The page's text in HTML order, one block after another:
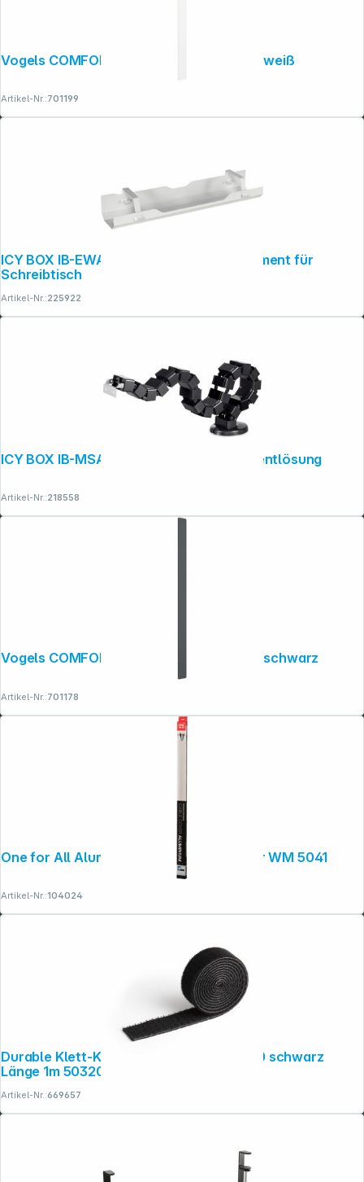
Vogels COMFORT TVA 6000 Kabelkanal weiß
Artikel-Nr.:701199
ICY BOX IB-EWA100W-CM Kablemanagement für
Schreibtisch
Artikel-Nr.:225922
ICY BOX IB-MSA104-CM Kabelmanagementlösung
Artikel-Nr.:218558
Vogels COMFORT TVA 6000 Kabelkanal schwarz
Artikel-Nr.:701178
One for All Aluminium Kabelkanal 1 Meter WM 5041
Artikel-Nr.:104024
Durable Klett-Kabelbinder 20mm GRIP 20 schwarz
Länge 1m 503201
Artikel-Nr.:669657